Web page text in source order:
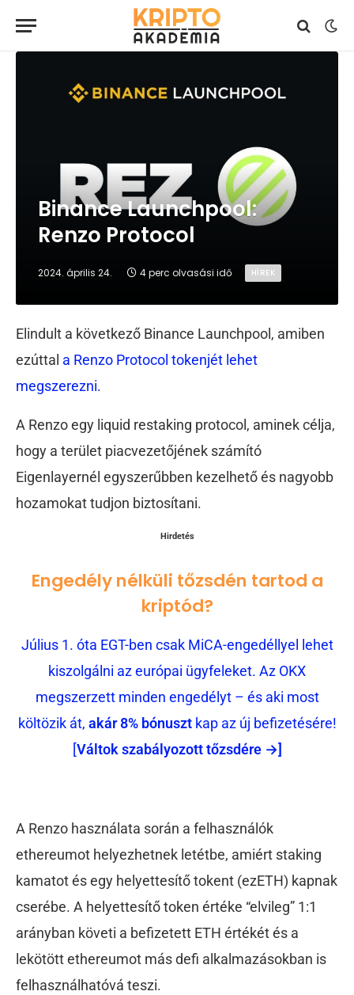
Binance Launchpool:
Renzo Protocol
2024. április 24. 4 perc olvasási idő HÍREK
Elindult a következő Binance Launchpool, amiben
ezúttal a Renzo Protocol tokenjét lehet
megszerezni.
A Renzo egy liquid restaking protocol, aminek célja,
hogy a terület piacvezetőjének számító
Eigenlayernél egyszerűbben kezelhető és nagyobb
hozamokat tudjon biztosítani.
Hirdetés
Engedély nélküli tőzsdén tartod a
kriptód?
Július 1. óta EGT-ben csak MiCA-engedéllyel lehet
kiszolgálni az európai ügyfeleket. Az OKX
megszerzett minden engedélyt – és aki most
költözik át, akár 8% bónusztkap az új befizetésére!
[Váltok szabályozott tőzsdére →]
A Renzo használata során a felhasználók
ethereumot helyezhetnek letétbe, amiért staking
kamatot és egy helyettesítő tokent (ezETH) kapnak
cserébe. A helyettesítő token értéke “elvileg” 1:1
arányban követi a befizetett ETH értékét és a
lekötött ethereumot más defi alkalmazásokban is
felhasználhatóvá teszi.